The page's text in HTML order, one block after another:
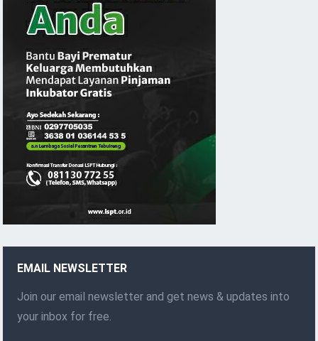
EMAIL NEWSLETTER
Join our email newsletter and get news & updates into
your inbox for free.